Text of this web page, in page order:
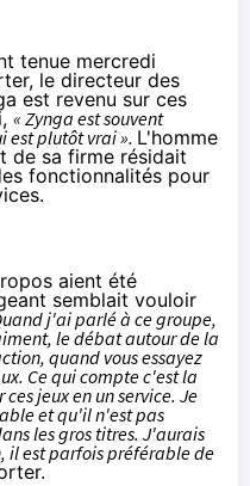
tenue mercredi
le directeur des
est revenu sur ces
« Zynga est souvent
est plutôt vrai ». L'homme
de sa firme résidait
fonctionnalités pour
aient été
semblait vouloir
j'ai parlé à ce groupe,
le débat autour de la
quand vous essayez
Ce qui compte c'est la
jeux en un service. Je
et qu'il n'est pas
les gros titres. J'aurais
il est parfois préférable de